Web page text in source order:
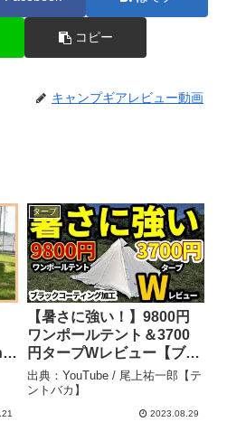
コピー
キャンプギアレビュー動画
タープ
【暑さに強い！】9800円
ワンポールテント＆3700
円タープWレビュー【ブラ
ックコーティング】
【ANDMASELF】
【Moonlence】 – 尾上祐
出典：YouTube / 尾上祐一郎【テ
ントバカ】
2023.08.29